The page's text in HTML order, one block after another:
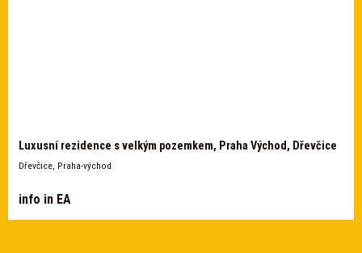
Luxusní rezidence s velkým pozemkem, Praha Východ, Dřevčice
Dřevčice, Praha-východ
info in EA